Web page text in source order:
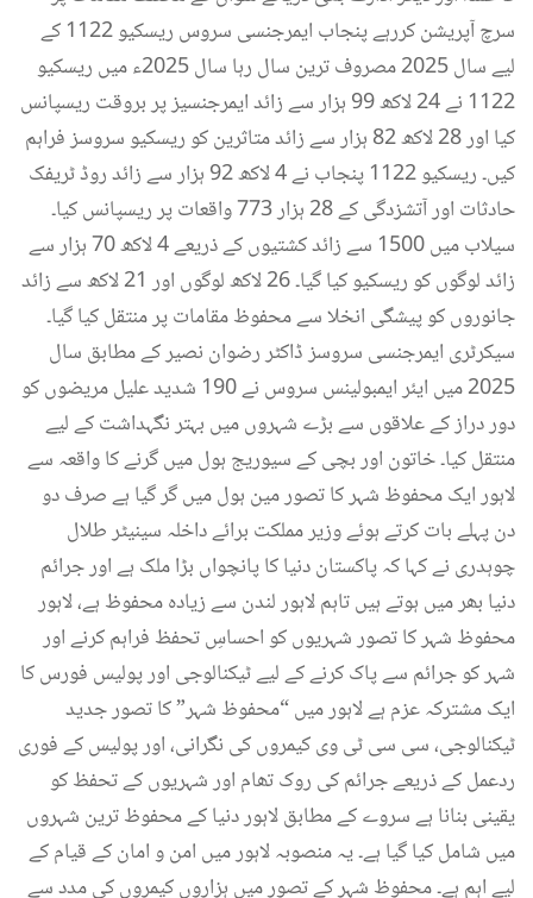
سرچ آپریشن کررہے پنجاب ایمرجنسی سروس ریسکیو 1122 کے
لیے سال 2025 مصروف ترین سال رہا سال 2025ء میں ریسکیو
1122 نے 24 لاکھ 99 ہزار سے زائد ایمرجنسیز پر بروقت ریسپانس
کیا اور 28 لاکھ 82 ہزار سے زائد متاثرین کو ریسکیو سروسز فراہم
کیں۔ ریسکیو 1122 پنجاب نے 4 لاکھ 92 ہزار سے زائد روڈ ٹریفک
حادثات اور آتشزدگی کے 28 ہزار 773 واقعات پر ریسپانس کیا۔
سیلاب میں 1500 سے زائد کشتیوں کے ذریعے 4 لاکھ 70 ہزار سے
زائد لوگوں کو ریسکیو کیا گیا۔ 26 لاکھ لوگوں اور 21 لاکھ سے زائد
جانوروں کو پیشگی انخلا سے محفوظ مقامات پر منتقل کیا گیا۔
سیکرٹری ایمرجنسی سروسز ڈاکٹر رضوان نصیر کے مطابق سال
2025 میں ایئر ایمبولینس سروس نے 190 شدید علیل مریضوں کو
دور دراز کے علاقوں سے بڑے شہروں میں بہتر نگہداشت کے لیے
منتقل کیا۔ خاتون اور بچی کے سیوریج ہول میں گرنے کا واقعہ سے
لاہور ایک محفوظ شہر کا تصور مین ہول میں گر گیا ہے صرف دو
دن پہلے بات کرتے ہوئے وزیر مملکت برائے داخلہ سینیٹر طلال
چوہدری نے کہا کہ پاکستان دنیا کا پانچواں بڑا ملک ہے اور جرائم
دنیا بھر میں ہوتے ہیں تاہم لاہور لندن سے زیادہ محفوظ ہے، لاہور
محفوظ شہر کا تصور شہریوں کو احساسِ تحفظ فراہم کرنے اور
شہر کو جرائم سے پاک کرنے کے لیے ٹیکنالوجی اور پولیس فورس کا
ایک مشترکہ عزم ہے لاہور میں “محفوظ شہر” کا تصور جدید
ٹیکنالوجی، سی سی ٹی وی کیمروں کی نگرانی، اور پولیس کے فوری
ردعمل کے ذریعے جرائم کی روک تھام اور شہریوں کے تحفظ کو
یقینی بنانا ہے سروے کے مطابق لاہور دنیا کے محفوظ ترین شہروں
میں شامل کیا گیا ہے۔ یہ منصوبہ لاہور میں امن و امان کے قیام کے
لیے اہم ہے۔ محفوظ شہر کے تصور میں ہزاروں کیمروں کی مدد سے